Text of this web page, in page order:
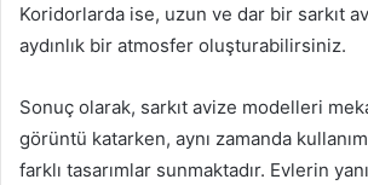
Koridorlarda ise, uzun ve dar bir sarkıt
aydınlık bir atmosfer oluşturabilirsiniz.
Sonuç olarak, sarkıt avize modelleri
görüntü katarken, aynı zamanda
farklı tasarımlar sunmaktadır. Evlerin